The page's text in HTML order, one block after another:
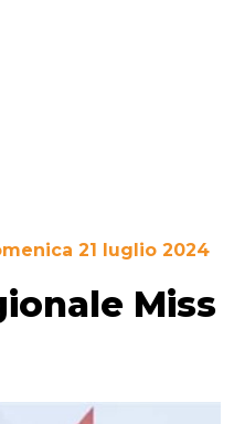
21 luglio 2024
Miss